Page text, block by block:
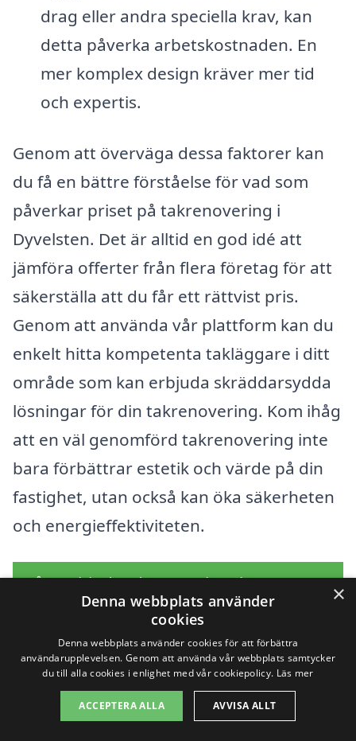
drag eller andra speciella krav, kan
detta påverka arbetskostnaden. En
mer komplex design kräver mer tid
och expertis.
Genom att överväga dessa faktorer kan
du få en bättre förståelse för vad som
påverkar priset på takrenovering i
Dyvelsten. Det är alltid en god idé att
jämföra offerter från flera företag för att
säkerställa att du får ett rättvist pris.
Genom att använda vår plattform kan du
enkelt hitta kompetenta takläggare i ditt
område som kan erbjuda skräddarsydda
lösningar för din takrenovering. Kom ihåg
att en väl genomförd takrenovering inte
bara förbättrar estetik och värde på din
fastighet, utan också kan öka säkerheten
och energieffektiviteten.
Få 3 erbjudanden, gratis och utan
förpliktelser
Sök efter en
×
Denna webbplats använder
cookies
Denna webbplats använder cookies för att förbättra
användarupplevelsen. Genom att använda vår webbplats samtycker
du till alla cookies i enlighet med vår cookiepolicy. Läs mer
ACCEPTERA ALLA AVVISA ALLT